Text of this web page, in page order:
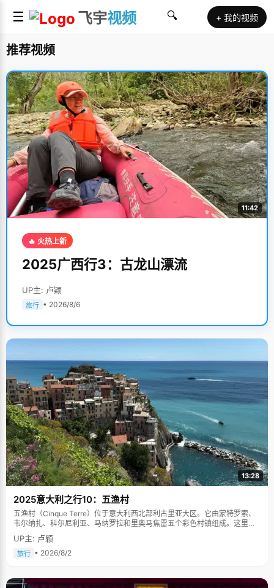
☰ 飞宇视频 🔍 + 我的视频
推荐视频
11:42
🔥 火热上新
2025广西行3：古龙山漂流
UP主: 卢颖
旅行 • 2026/8/6
13:28
2025意大利之行10：五渔村
五渔村（Cinque Terre）位于意大利西北部利古里亚大区。它由蒙特罗索、
韦尔纳扎、科尔尼利亚、马纳罗拉和里奥马焦雷五个彩色村镇组成。这里依
山傍海，房屋色彩斑斓，1997年被列为世界文化遗产。
UP主: 卢颖
旅行 • 2026/8/2